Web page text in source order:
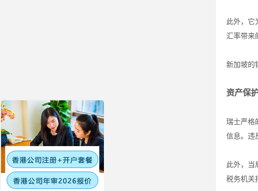
此外，它
汇率带来
新加坡的
资产保
瑞士严格
信息。违
此外，当
税务机关